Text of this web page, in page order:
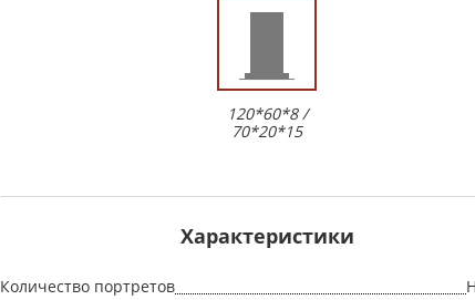
120*60*8 /
70*20*15
Характеристики
Количество портретов